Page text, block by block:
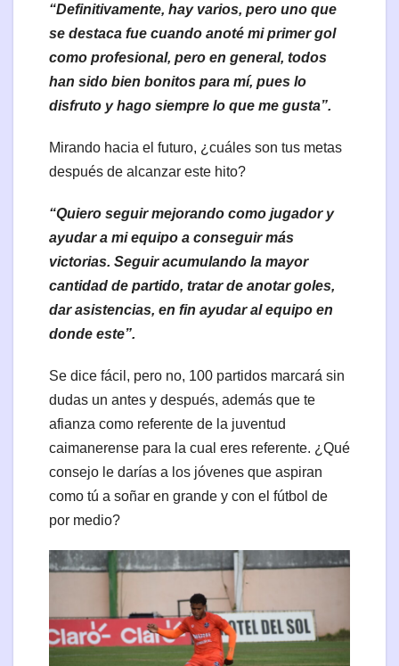
“Definitivamente, hay varios, pero uno que
se destaca fue cuando anoté mi primer gol
como profesional, pero en general, todos
han sido bien bonitos para mí, pues lo
disfruto y hago siempre lo que me gusta”.
Mirando hacia el futuro, ¿cuáles son tus metas
después de alcanzar este hito?
“Quiero seguir mejorando como jugador y
ayudar a mi equipo a conseguir más
victorias. Seguir acumulando la mayor
cantidad de partido, tratar de anotar goles,
dar asistencias, en fin ayudar al equipo en
donde este”.
Se dice fácil, pero no, 100 partidos marcará sin
dudas un antes y después, además que te
afianza como referente de la juventud
caimanerense para la cual eres referente. ¿Qué
consejo le darías a los jóvenes que aspiran
como tú a soñar en grande y con el fútbol de
por medio?